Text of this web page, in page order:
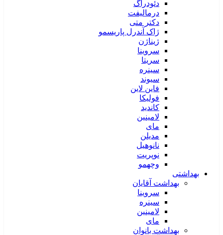
دئودراگ
درمالیفت
دکتر متی
ژاک آندرل پاریسمو
ژیناژن
سروینا
سریتا
سینره
سیوند
فاین لاین
فولیکا
کاندید
لامینین
مای
مدیلن
نانوهیل
نوپریت
وچهمو
بهداشتی
بهداشت آقایان
سروینا
سینره
لامینین
مای
بهداشت بانوان